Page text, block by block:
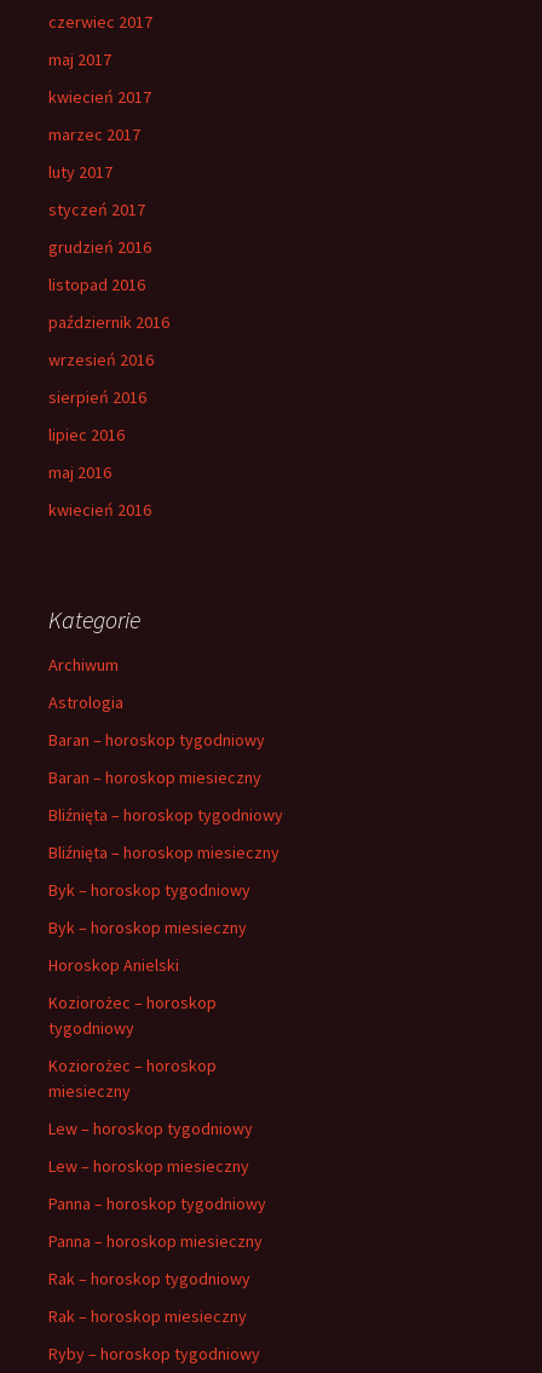
czerwiec 2017
maj 2017
kwiecień 2017
marzec 2017
luty 2017
styczeń 2017
grudzień 2016
listopad 2016
październik 2016
wrzesień 2016
sierpień 2016
lipiec 2016
maj 2016
kwiecień 2016
Kategorie
Archiwum
Astrologia
Baran – horoskop tygodniowy
Baran – horoskop miesieczny
Bliźnięta – horoskop tygodniowy
Bliźnięta – horoskop miesieczny
Byk – horoskop tygodniowy
Byk – horoskop miesieczny
Horoskop Anielski
Koziorożec – horoskop
tygodniowy
Koziorożec – horoskop
miesieczny
Lew – horoskop tygodniowy
Lew – horoskop miesieczny
Panna – horoskop tygodniowy
Panna – horoskop miesieczny
Rak – horoskop tygodniowy
Rak – horoskop miesieczny
Ryby – horoskop tygodniowy